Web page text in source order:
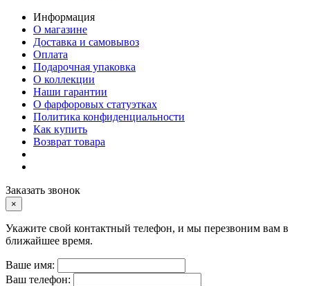
Информация
О магазине
Доставка и самовывоз
Оплата
Подарочная упаковка
О коллекции
Наши гарантии
О фарфоровых статуэтках
Политика конфиденциальности
Как купить
Возврат товара
Заказать звонок
×
Укажите свой контактный телефон, и мы перезвоним вам в
ближайшее время.
Ваше имя:
Ваш телефон: